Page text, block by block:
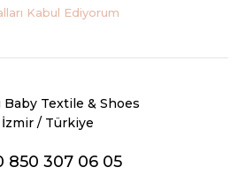
Kabul Ediyorum
Baby Textile & Shoes
İzmir / Türkiye
850 307 06 05